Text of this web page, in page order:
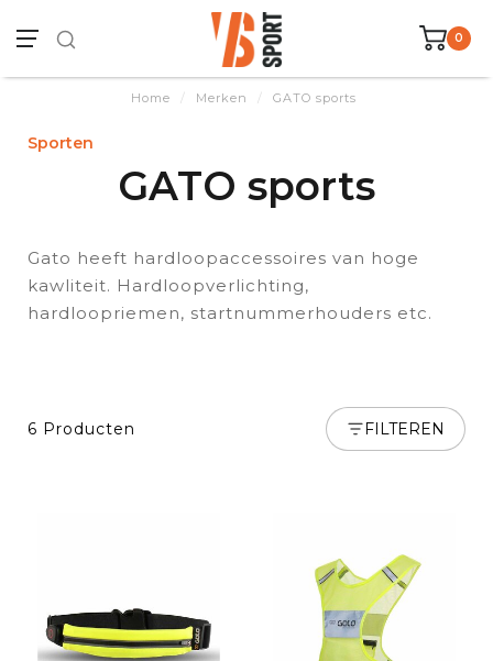
0
Home / Merken / GATO sports
Sporten
GATO sports
Gato heeft hardloopaccessoires van hoge
kawliteit. Hardloopverlichting,
hardloopriemen, startnummerhouders etc.
6 Producten FILTEREN